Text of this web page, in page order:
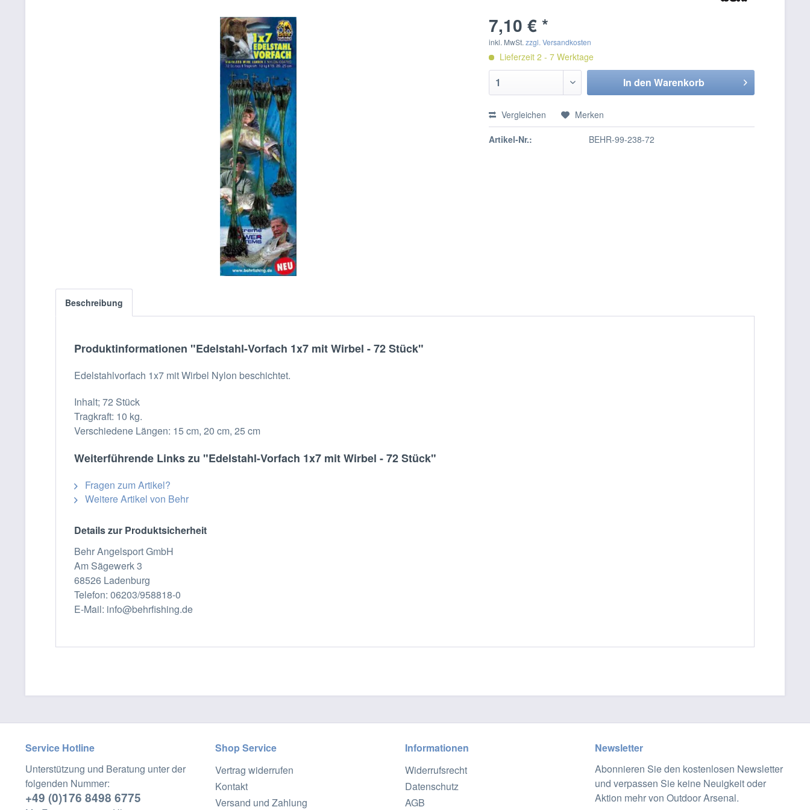
7,10 € *
inkl. MwSt.zzgl. Versandkosten
Lieferzeit 2 - 7 Werktage
In den Warenkorb
Vergleichen Merken
Artikel-Nr.: BEHR-99-238-72
Beschreibung
Produktinformationen "Edelstahl-Vorfach 1x7 mit Wirbel - 72 Stück"
Edelstahlvorfach 1x7 mit Wirbel Nylon beschichtet.
Inhalt; 72 Stück
Tragkraft: 10 kg.
Verschiedene Längen: 15 cm, 20 cm, 25 cm
Weiterführende Links zu "Edelstahl-Vorfach 1x7 mit Wirbel - 72 Stück"
Fragen zum Artikel?
Weitere Artikel von Behr
Details zur Produktsicherheit
Behr Angelsport GmbH
Am Sägewerk 3
68526 Ladenburg
Telefon: 06203/958818-0
E-Mail: info@behrfishing.de
Service Hotline
Unterstützung und Beratung unter der
folgenden Nummer:
+49 (0)176 8498 6775
Shop Service
Vertrag widerrufen
Kontakt
Versand und Zahlung
Informationen
Widerrufsrecht
Datenschutz
AGB
Newsletter
Abonnieren Sie den kostenlosen Newsletter
und verpassen Sie keine Neuigkeit oder
Aktion mehr von Outdoor Arsenal.